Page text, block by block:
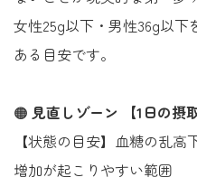
女性25g以下・男性36g以
ある目安です。
🟠 見直しゾーン
【1日の摂
【状態の目安】血糖の乱
増加が起こりやすい範囲